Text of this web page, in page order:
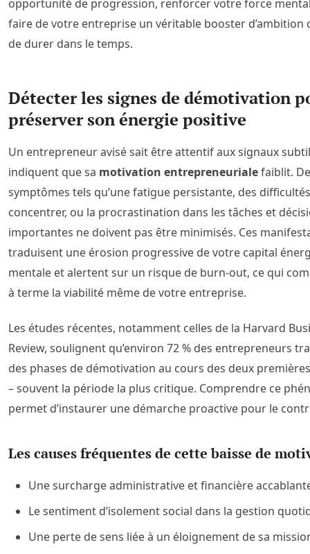
opportunité de progression, renforcer votre force
faire de votre entreprise un véritable booster d’ambition
de durer dans le temps.
Détecter les signes de démotivation
préserver son énergie positive
Un entrepreneur avisé sait être attentif aux signaux
indiquent que sa motivation entrepreneurialefaiblit.
symptômes tels qu’une fatigue persistante, des
concentrer, ou la procrastination dans les tâches et
importantes ne doivent pas être minimisés. Ces
traduisent une érosion progressive de votre capital
mentale et alertent sur un risque de burn-out, ce qui
à terme la viabilité même de votre entreprise.
Les études récentes, notamment celles de la Harvard
Review, soulignent qu’environ 72 % des entrepreneurs
des phases de démotivation au cours des deux
– souvent la période la plus critique. Comprendre ce
permet d’instaurer une démarche proactive pour le
Les causes fréquentes de cette baisse de
Une surcharge administrative et financière
Le sentiment d’isolement social dans la gestion
Une perte de sens liée à un éloignement de sa